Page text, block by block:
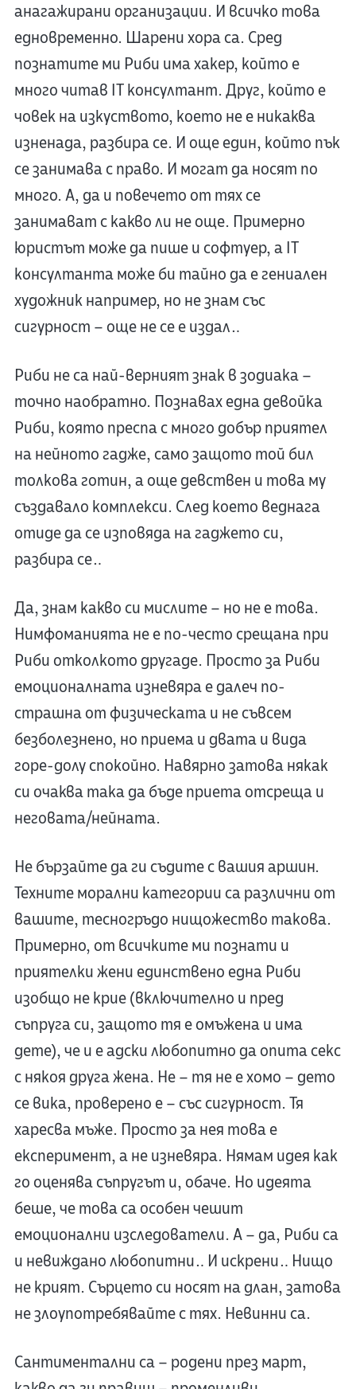
анагажирани организации. И всичко това
едновременно. Шарени хора са. Сред
познатите ми Риби има хакер, който е
много читав IT консултант. Друг, който е
човек на изкуството, което не е никаква
изненада, разбира се. И още един, който пък
се занимава с право. И могат да носят по
много. А, да и повечето от тях се
занимават с какво ли не още. Примерно
юристът може да пише и софтуер, а IT
консултанта може би тайно да е гениален
художник например, но не знам със
сигурност – още не се е издал…
Риби не са най-верният знак в зодиака –
точно наобратно. Познавах една девойка
Риби, която преспа с много добър приятел
на нейното гадже, само защото той бил
толкова готин, а още девствен и това му
създавало комплекси. След което веднага
отиде да се изповяда на гаджето си,
разбира се…
Да, знам какво си мислите – но не е това.
Нимфоманията не е по-често срещана при
Риби отколкото другаде. Просто за Риби
емоционалната изневяра е далеч по-
страшна от физическата и не съвсем
безболезнено, но приема и двата и вида
горе-долу спокойно. Навярно затова някак
си очаква така да бъде приета отсреща и
неговата/нейната.
Не бързайте да ги съдите с вашия аршин.
Техните морални категории са различни от
вашите, тесногръдо нищожество такова.
Примерно, от всичките ми познати и
приятелки жени единствено една Риби
изобщо не крие (включително и пред
съпруга си, защото тя е омъжена и има
дете), че и е адски любопитно да опита секс
с някоя друга жена. Не – тя не е хомо – дето
се вика, проверено е – със сигурност. Тя
харесва мъже. Просто за нея това е
експеримент, а не изневяра. Нямам идея как
го оценява съпругът и, обаче. Но идеята
беше, че това са особен чешит
емоционални изследователи. А – да, Риби са
и невиждано любопитни… И искрени… Нищо
не крият. Сърцето си носят на длан, затова
не злоупотребявайте с тях. Невинни са.
Сантиментални са – родени през март,